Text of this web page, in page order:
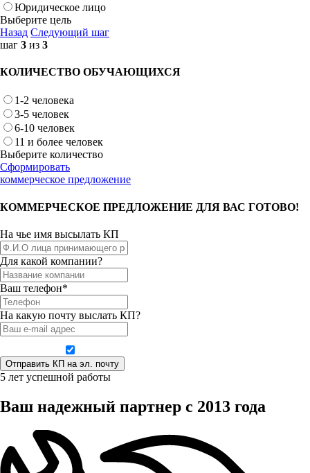
Юридическое лицо
Выберите цель
Назад Следующий шаг
шаг 3 из 3
КОЛИЧЕСТВО ОБУЧАЮЩИХСЯ
1-2 человека
3-5 человек
6-10 человек
11 и более человек
Выберите количество
Сформировать
коммерческое предложение
КОММЕРЧЕСКОЕ ПРЕДЛОЖЕНИЕ ДЛЯ ВАС ГОТОВО!
На чье имя высылать КП
Для какой компании?
Ваш телефон*
На какую почту выслать КП?
5 лет успешной работы
Ваш надежный партнер с 2013 года